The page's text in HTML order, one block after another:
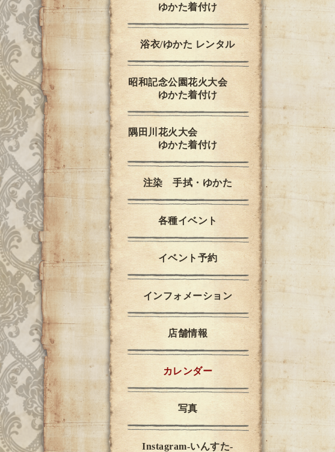
ゆかた着付け
浴衣/ゆかた レンタル
昭和記念公園花火大会
ゆかた着付け
隅田川花火大会
ゆかた着付け
注染 手拭・ゆかた
各種イベント
イベント予約
インフォメーション
店舗情報
カレンダー
写真
Instagram-いんすた-